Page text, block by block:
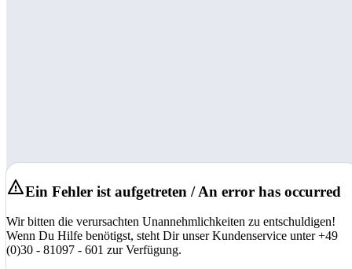
Ein Fehler ist aufgetreten / An error has occurred
Wir bitten die verursachten Unannehmlichkeiten zu entschuldigen!
Wenn Du Hilfe benötigst, steht Dir unser Kundenservice unter +49
(0)30 - 81097 - 601 zur Verfügung.